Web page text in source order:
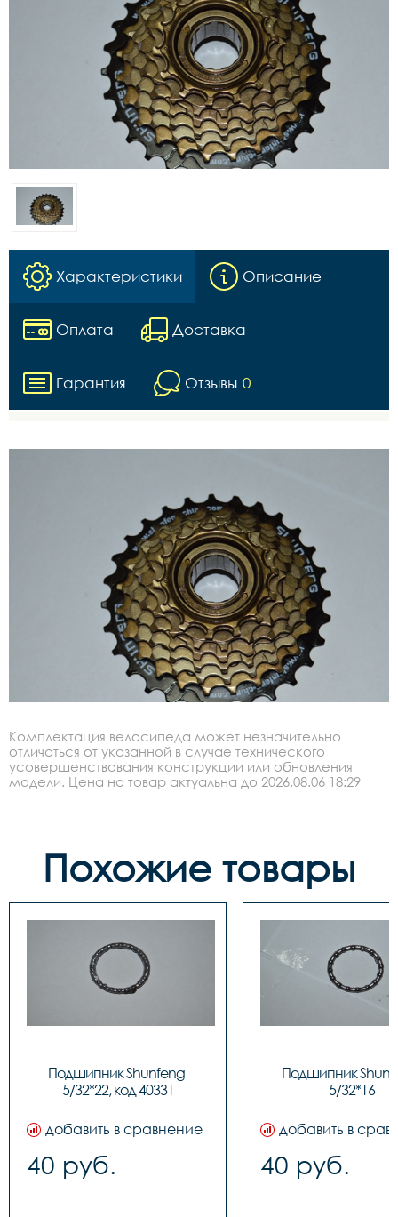
Характеристики Описание
Оплата Доставка
Гарантия Отзывы 0
Комплектация велосипеда может незначительно
отличаться от указанной в случае технического
усовершенствования конструкции или обновления
модели. Цена на товар актуальна до 2026.08.06 18:29
Похожие товары
Подшипник Shunfeng
5/32*22, код 40331
добавить в сравнение
40 руб.
Подшипник
5/32*16
добавить в
40 руб.